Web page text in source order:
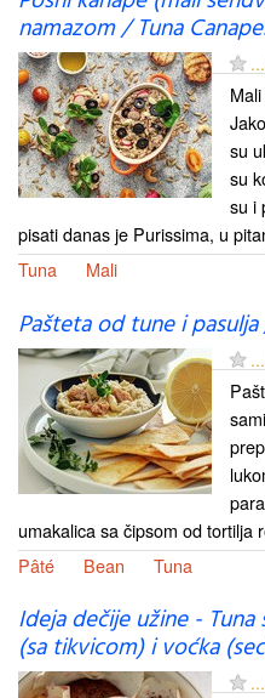
namazom / Tuna
su
su
su i
pisati danas je Purissima, u
Tuna
Mali
Pašteta od tune i
umakalica sa čipsom od tortilja
Pâté
Bean Tuna
Ideja dečije užine -
(sa tikvicom) i voćka